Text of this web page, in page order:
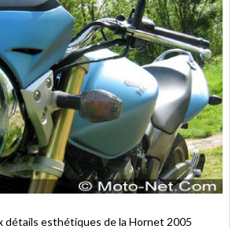
détails esthétiques de la Hornet 2005